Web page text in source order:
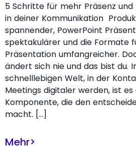
5 Schritte für mehr Präsenz
in deiner Kommunikation
spannender, PowerPoint
spektakulärer und die Formate
Präsentation umfangreicher.
ändert sich nie und das bist du.
schnelllebigen Welt, in der
Meetings digitaler werden, ist
Komponente, die den
macht. […]
Mehr>